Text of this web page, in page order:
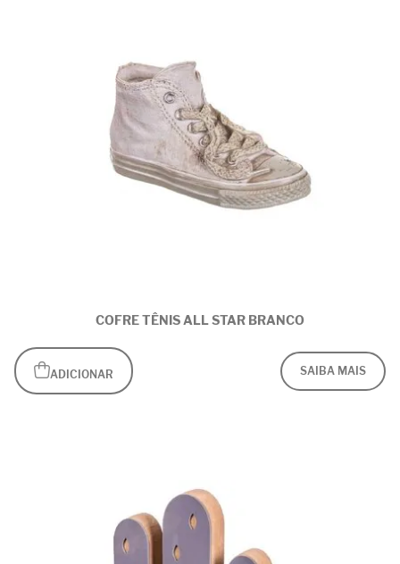
COFRE TÊNIS ALL STAR BRANCO
ADICIONAR SAIBA MAIS